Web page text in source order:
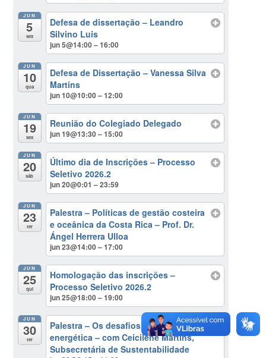
JUN
5
sex
Defesa de dissertação – Leandro
Silvino Luis
jun 5@14:00 – 16:00
JUN
10
qua
Defesa de Dissertação – Vanessa Silva
Martins
jun 10@10:00 – 12:00
JUN
19
sex
Reunião do Colegiado Delegado
jun 19@13:30 – 15:00
JUN
20
sáb
Último dia de Inscrições – Processo
Seletivo 2026.2
jun 20@0:01 – 23:59
JUN
23
ter
Palestra – Políticas de gestão costeira
e oceânica da Costa Rica – Prof. Dr.
Ángel Herrera Ulloa
jun 23@14:00 – 17:00
JUN
25
qui
Homologação das inscrições –
Processo Seletivo 2026.2
jun 25@18:00 – 19:00
JUN
30
ter
Palestra – Os desafios da transição
energética – com Ceicilene Martins,
Subsecretária de Sustentabilidade